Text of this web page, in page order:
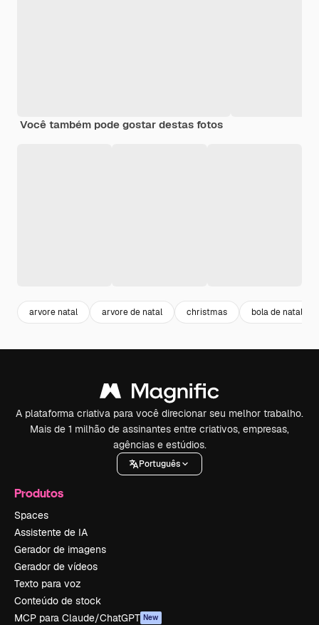
Você também pode gostar destas fotos
arvore natal arvore de natal christmas bola de natal
A plataforma criativa para você direcionar seu melhor trabalho.
Mais de 1 milhão de assinantes entre criativos, empresas,
agências e estúdios.
Português
Produtos
Spaces
Assistente de IA
Gerador de imagens
Gerador de vídeos
Texto para voz
Conteúdo de stock
MCP para Claude/ChatGPT New